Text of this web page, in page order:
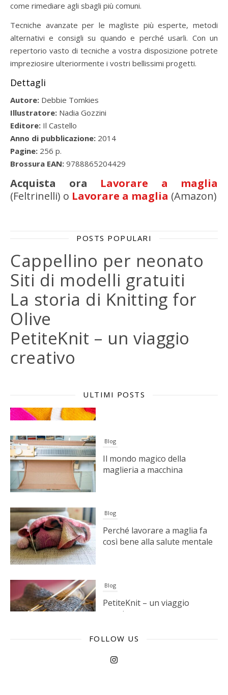
come rimediare agli sbagli più comuni.
Tecniche avanzate per le magliste più esperte, metodi
alternativi e consigli su quando e perché usarli. Con un
repertorio vasto di tecniche a vostra disposizione potrete
impreziosire ulteriormente i vostri bellissimi progetti.
Dettagli
Autore: Debbie Tomkies
Illustratore: Nadia Gozzini
Editore: Il Castello
Anno di pubblicazione: 2014
Pagine: 256 p.
Brossura EAN: 9788865204429
Acquista ora Lavorare a maglia
(Feltrinelli) o Lavorare a maglia (Amazon)
POSTS POPULARI
Cappellino per neonato
Siti di modelli gratuiti
La storia di Knitting for
Olive
PetiteKnit – un viaggio
creativo
ULTIMI POSTS
Il mondo magico della
Perché lavorare a maglia fa
PetiteKnit – un viaggio
Blog
La storia di Knitting for Olive
FOLLOW US